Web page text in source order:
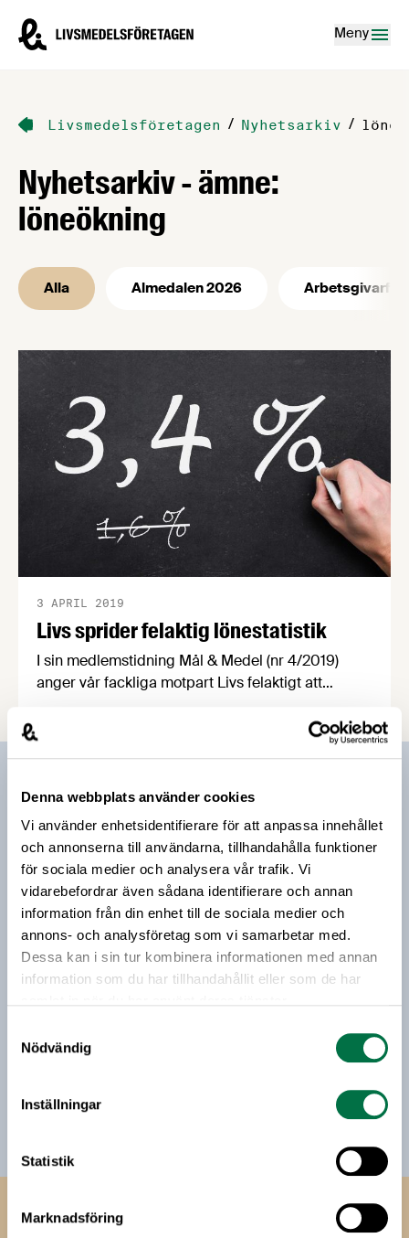
Denna webbplats använder cookies
Vi använder enhetsidentifierare för att anpassa innehållet
och annonserna till användarna, tillhandahålla funktioner
för sociala medier och analysera vår trafik. Vi
vidarebefordrar även sådana identifierare och annan
information från din enhet till de sociala medier och
annons- och analysföretag som vi samarbetar med.
Dessa kan i sin tur kombinera informationen med annan
information som du har tillhandahållit eller som de har
Nödvändig
Inställningar
Statistik
Marknadsföring
Livsmedelsföretagen – till startsidan
Meny
Livsmedelsföretagen / Nyhetsarkiv /
Nyhetsarkiv - ämne:
löneökning
Alla Almedalen 2026
Livs sprider felaktig lönestatistik
3 APRIL 2019
I sin medlemstidning Mål & Medel (nr 4/2019)
anger vår fackliga motpart Livs felaktigt att
den partsgemensamma lönestatistiken är den
korrekta siffran 3,4 procent, dvs en bra bit över
arbetsgivare kommit överens om.
Prenumerera på vårt nyhetsbrev
Vårt nyhetsbrev kommer ut 3-4 gånger i månaden och
riktar sig till alla med ett intresse för
livsmedelsföretagande och den svenska
livsmedelsbranschen. När du anmäler dig till vårt
nyhetsbrev godkänner du Livsmedelsföretagens
hantering av personuppgifter.
Jag vill få relevant information från Livsmedelsföretagen
till min inkorg. Livsmedelsföretagen ska inte dela eller
avsluta prenumerationen.
Livsmedels­företagen